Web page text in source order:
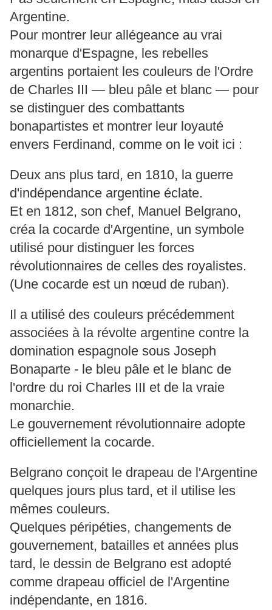
Argentine.
Pour montrer leur allégeance au vrai
monarque d'Espagne, les rebelles
argentins portaient les couleurs de l'Ordre
de Charles III — bleu pâle et blanc — pour
se distinguer des combattants
bonapartistes et montrer leur loyauté
envers Ferdinand, comme on le voit ici :
Deux ans plus tard, en 1810, la guerre
d'indépendance argentine éclate.
Et en 1812, son chef, Manuel Belgrano,
créa la cocarde d'Argentine, un symbole
utilisé pour distinguer les forces
révolutionnaires de celles des royalistes.
(Une cocarde est un nœud de ruban).
Il a utilisé des couleurs précédemment
associées à la révolte argentine contre la
domination espagnole sous Joseph
Bonaparte - le bleu pâle et le blanc de
l'ordre du roi Charles III et de la vraie
monarchie.
Le gouvernement révolutionnaire adopte
officiellement la cocarde.
Belgrano conçoit le drapeau de l'Argentine
quelques jours plus tard, et il utilise les
mêmes couleurs.
Quelques péripéties, changements de
gouvernement, batailles et années plus
tard, le dessin de Belgrano est adopté
comme drapeau officiel de l'Argentine
indépendante, en 1816.